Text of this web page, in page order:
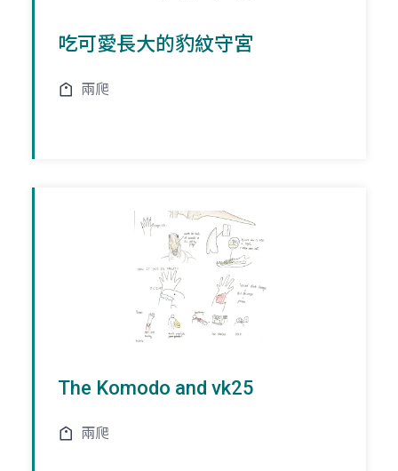
吃可愛長大的豹紋守宮
兩爬
The Komodo and vk25
兩爬